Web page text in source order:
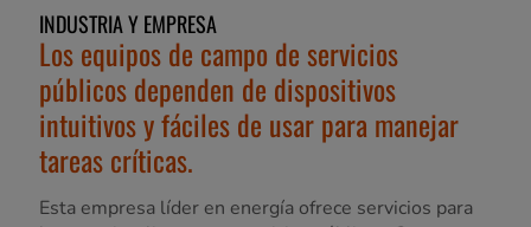
INDUSTRIA Y EMPRESA
Los equipos de campo de servicios
públicos dependen de dispositivos
intuitivos y fáciles de usar para manejar
tareas críticas.
Esta empresa líder en energía ofrece servicios para